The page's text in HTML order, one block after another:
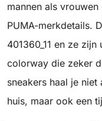
mannen als
PUMA-merkdetails.
401360_11 en ze
colorway die zeker
sneakers haal je
huis, maar ook een